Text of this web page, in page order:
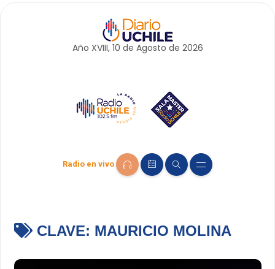
Año XVIII, 10 de Agosto de 2026
Radio en vivo
CLAVE: MAURICIO MOLINA